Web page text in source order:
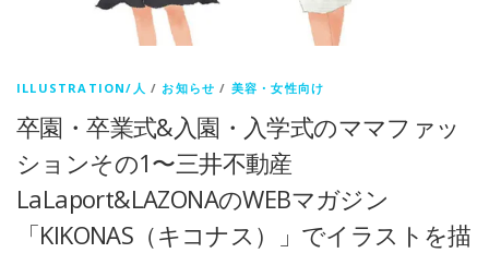
ILLUSTRATION/人 /お知らせ / 美容・女性向け
卒園・卒業式&入園・入学式のママファッ
ションその1〜三井不動産
LaLaport&LAZONAのWEBマガジン
「KIKONAS（キコナス）」でイラストを描